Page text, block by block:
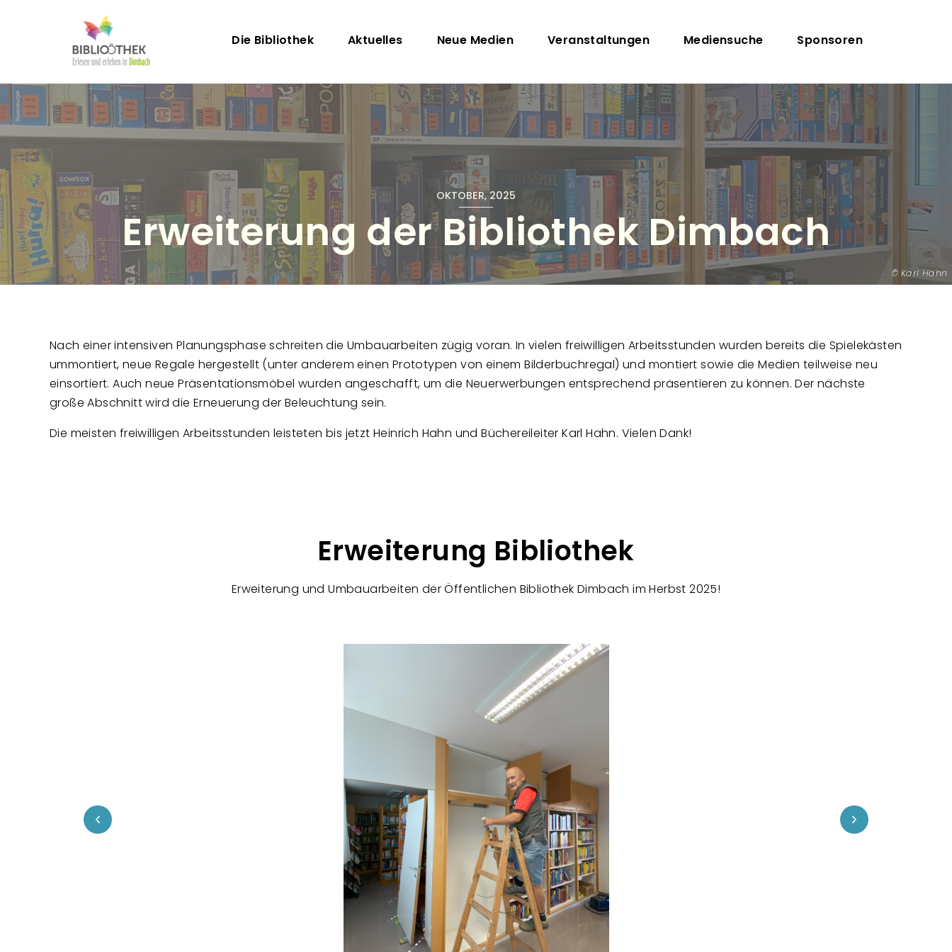
Hauptnavigation
Die Bibliothek Aktuelles Neue Medien Veranstaltungen Mediensuche Sponsoren
Karl Hahn
OKTOBER, 2025
Erweiterung der Bibliothek Dimbach
Nach einer intensiven Planungsphase schreiten die Umbauarbeiten zügig voran. In vielen freiwilligen Arbeitsstunden wurden bereits die Spielekästen
ummontiert, neue Regale hergestellt (unter anderem einen Prototypen von einem Bilderbuchregal) und montiert sowie die Medien teilweise neu
einsortiert. Auch neue Präsentationsmöbel wurden angeschafft, um die Neuerwerbungen entsprechend präsentieren zu können. Der nächste
große Abschnitt wird die Erneuerung der Beleuchtung sein.
Die meisten freiwilligen Arbeitsstunden leisteten bis jetzt Heinrich Hahn und Büchereileiter Karl Hahn. Vielen Dank!
Erweiterung Bibliothek
Erweiterung und Umbauarbeiten der Öffentlichen Bibliothek Dimbach im Herbst 2025!